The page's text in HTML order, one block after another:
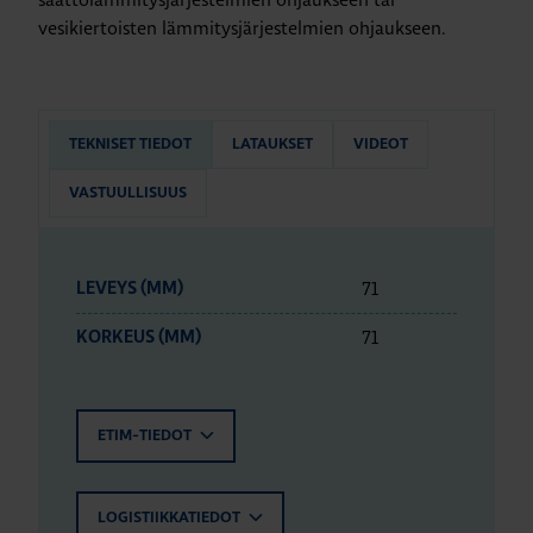
vesikiertoisten lämmitysjärjestelmien ohjaukseen.
TEKNISET TIEDOT LATAUKSET VIDEOT
VASTUULLISUUS
LEVEYS (MM) 71
KORKEUS (MM) 71
ETIM-TIEDOT
LOGISTIIKKATIEDOT